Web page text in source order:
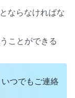
ならなければな
ことができる
つでもご連絡